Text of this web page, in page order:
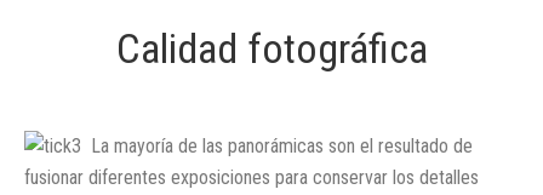
Calidad fotográfica
La mayoría de las panorámicas son el resultado de
fusionar diferentes exposiciones para conservar los detalles